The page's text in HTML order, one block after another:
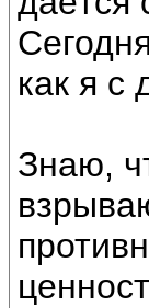
как я с
Знаю,